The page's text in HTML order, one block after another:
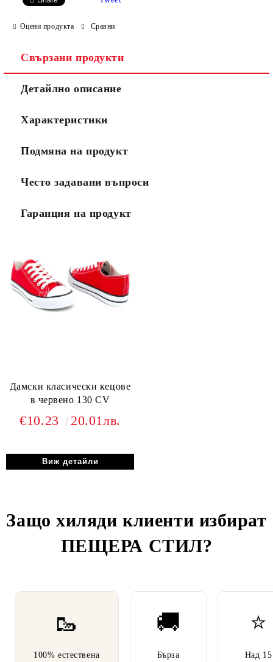
Ние ще се свържем с вас в рамките на работния ден.
Оцени продукта Сравни
Свързани продукти
Детайлно описание
Характеристики
Подмяна на продукт
Често задавани въпроси
Гаранция на продукт
Дамски класически кецове
в червено 130 CV
€10.23 20.01лв.
Виж детайли
Защо хиляди клиенти избират
ПЕЩЕРА СТИЛ?
🥾
100% естествена
🚚
Бърза
⭐
Над 15